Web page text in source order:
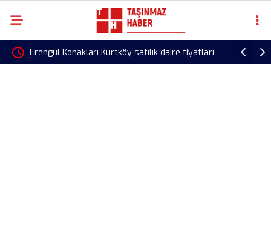
satılık daire fiyatları Ankara İş Yeri Kiralama İhalesi Başladı!